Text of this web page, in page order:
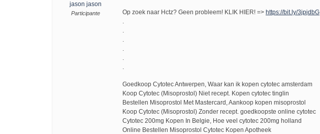
jason jason
Participante Op zoek naar Hctz? Geen probleem! KLIK HIER! => https://bit.ly/3jpjdbG
.
.
.
.
.
.
Goedkoop Cytotec Antwerpen, Waar kan ik kopen cytotec amsterdam
Koop Cytotec (Misoprostol) Niet recept. Kopen cytotec tinglin
Bestellen Misoprostol Met Mastercard, Aankoop kopen misoprostol
Koop Cytotec (Misoprostol) Zonder recept. goedkoopste online cytotec
Cytotec 200mg Kopen In Belgie, Hoe veel cytotec 200mg holland
Online Bestellen Misoprostol Cytotec Kopen Apotheek